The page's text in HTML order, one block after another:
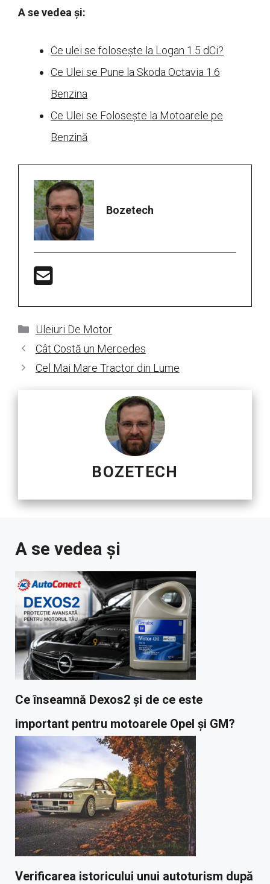
A se vedea și:
Ce ulei se folosește la Logan 1.5 dCi?
Ce Ulei se Pune la Skoda Octavia 1.6
Benzina
Ce Ulei se Folosește la Motoarele pe
Benzină
Bozetech
Categorii
Uleiuri De Motor
Cât Costă un Mercedes
Cel Mai Mare Tractor din Lume
BOZETECH
A se vedea și
Ce înseamnă Dexos2 și de ce este
important pentru motoarele Opel și GM?
Verificarea istoricului unui autoturism după